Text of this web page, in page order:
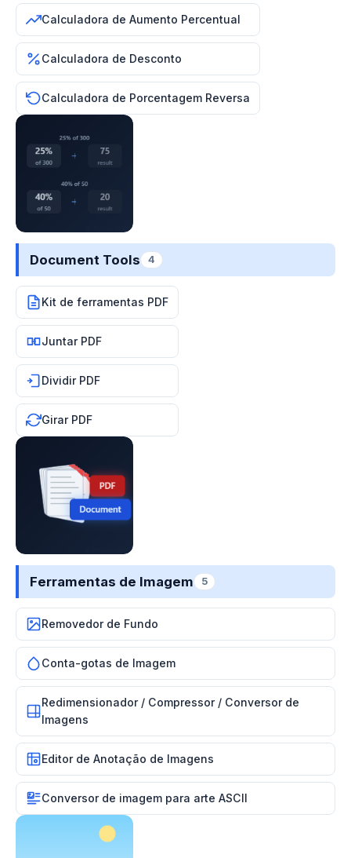
Calculadora de Aumento Percentual
Calculadora de Desconto
Calculadora de Porcentagem Reversa
Document Tools 4
Kit de ferramentas PDF
Juntar PDF
Dividir PDF
Girar PDF
Ferramentas de Imagem 5
Removedor de Fundo
Conta-gotas de Imagem
Redimensionador / Compressor / Conversor de
Imagens
Editor de Anotação de Imagens
Conversor de imagem para arte ASCII